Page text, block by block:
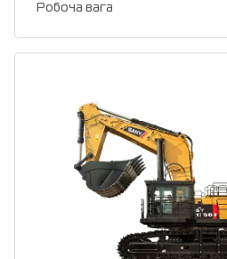
Робоча вага